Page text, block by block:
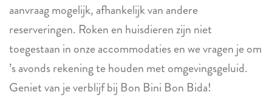
aanvraag mogelijk, afhankelijk van andere
reserveringen. Roken en huisdieren zijn niet
toegestaan in onze accommodaties en we vragen je om
’s avonds rekening te houden met omgevingsgeluid.
Geniet van je verblijf bij Bon Bini Bon Bida!